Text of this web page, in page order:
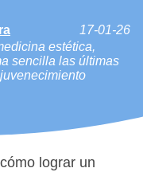
17-01-26
estética,
sencilla las últimas
lograr un